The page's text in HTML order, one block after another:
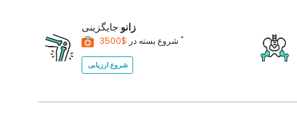
زانو جایگزینی
شروع بسته در *
شروع ارزیابی